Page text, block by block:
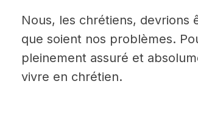
Nous, les chrétiens, devrions
que soient nos problèmes.
pleinement assuré et
vivre en chrétien.